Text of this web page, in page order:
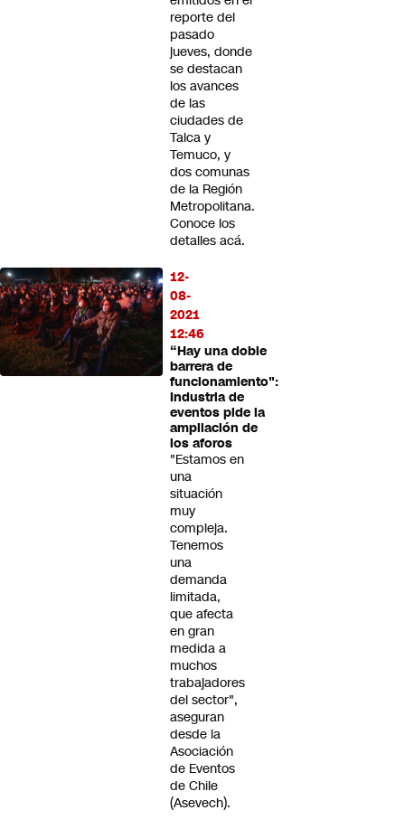
reporte del
pasado
jueves, donde
se destacan
los avances
de las
ciudades de
Talca y
Temuco, y
dos comunas
de la Región
Metropolitana.
Conoce los
detalles acá.
12-
08-
2021
12:46
“Hay una doble
barrera de
funcionamiento":
Industria de
eventos pide la
ampliación de
los aforos
"Estamos en
una
situación
muy
compleja.
Tenemos
una
demanda
limitada,
que afecta
en gran
medida a
muchos
trabajadores
del sector",
aseguran
desde la
Asociación
de Eventos
de Chile
(Asevech).